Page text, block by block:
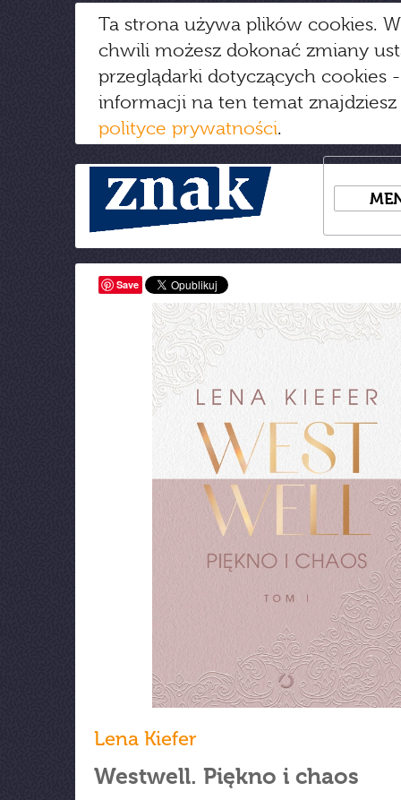
Ta strona używa plików cookies.
chwili możesz dokonać zmiany
przeglądarki dotyczących cookies
informacji na ten temat
polityce prywatności.
Save
Lena Kiefer
Westwell. Piękno i chaos